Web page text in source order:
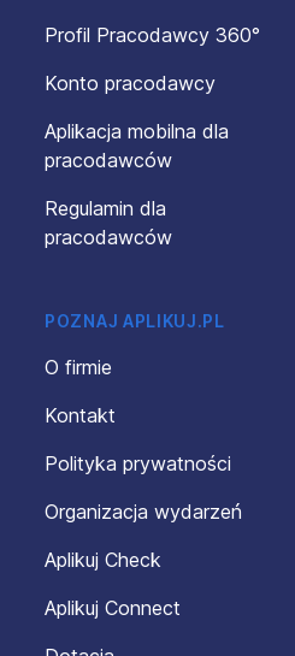
Profil Pracodawcy 360°
Konto pracodawcy
Aplikacja mobilna dla
pracodawców
Regulamin dla
pracodawców
POZNAJ APLIKUJ.PL
O firmie
Kontakt
Polityka prywatności
Organizacja wydarzeń
Aplikuj Check
Aplikuj Connect